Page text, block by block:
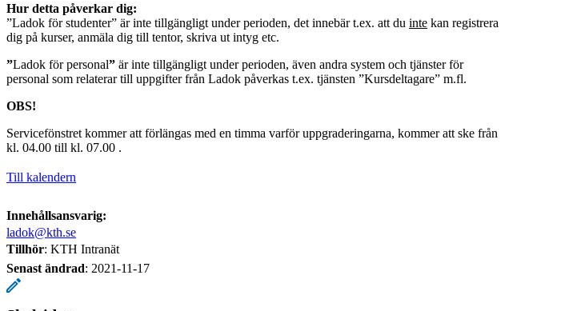
Hur detta påverkar dig:
”Ladok för studenter” är inte tillgängligt under perioden, det innebär t.ex. att du inte kan registrera
dig på kurser, anmäla dig till tentor, skriva ut intyg etc.
”Ladok för personal” är inte tillgängligt under perioden, även andra system och tjänster för
personal som relaterar till uppgifter från Ladok påverkas t.ex. tjänsten ”Kursdeltagare” m.fl.
OBS!
Servicefönstret kommer att förlängas med en timma varför uppgraderingarna, kommer att ske från
kl. 04.00 till kl. 07.00 .
Till kalendern
Innehållsansvarig:
ladok@kth.se
Tillhör: KTH Intranät
Senast ändrad: 2021-11-17